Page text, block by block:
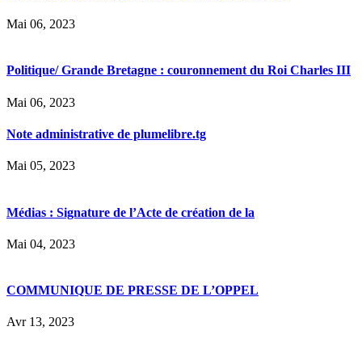
Mai 06, 2023
Politique/ Grande Bretagne : couronnement du Roi Charles III
Mai 06, 2023
Note administrative de plumelibre.tg
Mai 05, 2023
Médias : Signature de l’Acte de création de la
Mai 04, 2023
COMMUNIQUE DE PRESSE DE L’OPPEL
Avr 13, 2023